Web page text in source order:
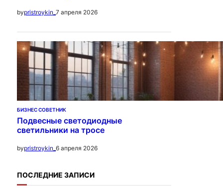
bypristroykin_ 7 апреля 2026
БИЗНЕС СОВЕТНИК
Подвесные светодиодные
светильники на тросе
bypristroykin_ 6 апреля 2026
ПОСЛЕДНИЕ ЗАПИСИ